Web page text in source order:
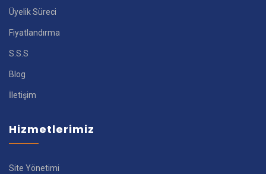
Üyelik Süreci
Fiyatlandırma
S.S.S
Blog
İletişim
Hizmetlerimiz
Site Yönetimi